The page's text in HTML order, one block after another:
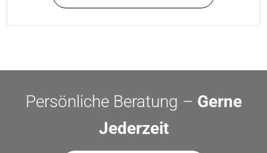
Persönliche Beratung – Gerne
Jederzeit